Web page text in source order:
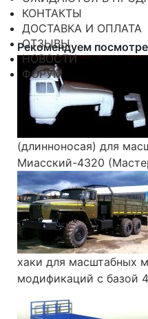
КОНТАКТЫ
ДОСТАВКА И ОПЛАТА
ОТЗЫВЫ
НОВОСТИ
ФОРУМ
Рекомендуем
(длинноносая) для
Миасский-4320
хаки для масштабных
модификаций с базой